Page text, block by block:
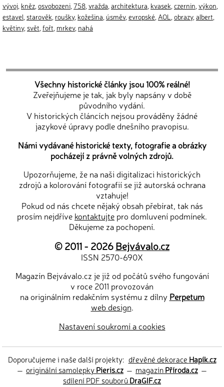
vývoj kněz osvobozeni 758 vražda architektura kvasek czernin výkon
estavel starověk roušky, kožešina úsměv, evropské AOL obrazy, albert
květiny, svět fořt mrkev, nahá
Všechny historické články jsou 100% reálné!
Zveřejňujeme je tak, jak byly napsány v době
původního vydání.
V historických článcích nejsou prováděny žádné
jazykové úpravy podle dnešního pravopisu.
Námi vydávané historické texty, fotografie a obrázky
pocházejí z právně volných zdrojů.
Upozorňujeme, že na naši digitalizaci historických
zdrojů a kolorování fotografií se již autorská ochrana
vztahuje!
Pokud od nás chcete nějaký obsah přebírat, tak nás
prosím nejdříve kontaktujte pro domluvení podmínek.
Děkujeme za pochopení.
© 2011 - 2026Bejvávalo.cz
ISSN 2570-690X
Magazín Bejvávalo.cz je již od počátů svého fungování
v roce 2011 provozován
na originálním redakčním systému z dílny Perpetum
web design.
Nastavení soukromí a cookies
Doporučujeme i naše další projekty: dřevěné dekorace Hapík.cz
— originální samolepkyPieris.cz — magazínPříroda.cz —
sdílení PDF souborůDraGIF.cz